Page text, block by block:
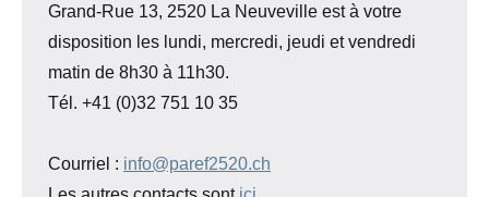
Grand-Rue 13, 2520 La Neuveville est à votre
disposition les lundi, mercredi, jeudi et vendredi
matin de 8h30 à 11h30.
Tél. +41 (0)32 751 10 35
Courriel : info@paref2520.ch